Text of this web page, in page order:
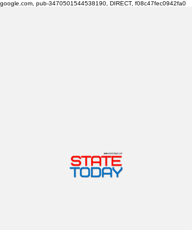
google.com, pub-3470501544538190, DIRECT, f08c47fec0942fa0